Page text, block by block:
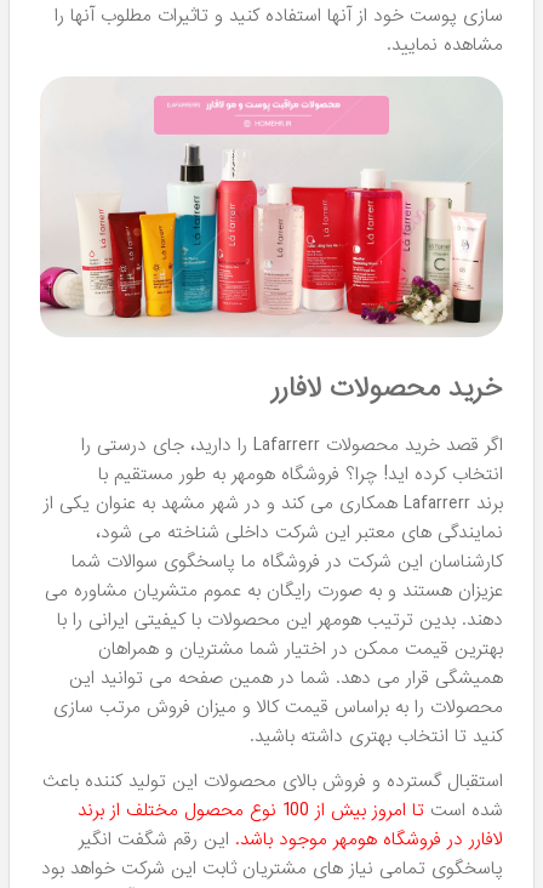
شوینده‌ها تنها مدل های ایرانی هستند که حاوی ماینوکسیدیل
هستند که به تفکیک مدل ها ساخته شده اند. این یعنی در
برندهای ایرانی دیگر هیچ نمونه مشابهی را مشاهده کردید، این
موضوع ارزش این دسته شوینده را افزایش می دهد. هومهر این
مدل ها را هم به طور کامل در سایت موجود کرده است.
دی دی کرم‌های مرغوب:هومهر جزء اولین فروشندگانی بود که
این کرم ها را موجود کرد و شما می توانید با خیال راحت این
دسته DDکرم را از هومهر خرید کنید.